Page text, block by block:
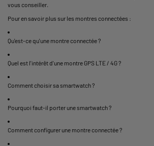
vous conseiller.
Pour en savoir plus sur les montres connectées :
Qu'est-ce qu'une montre connectée ?
Quel est l'intérêt d'une montre GPS LTE / 4G ?
Comment choisir sa smartwatch ?
Pourquoi faut-il porter une smartwatch ?
Comment configurer une montre connectée ?